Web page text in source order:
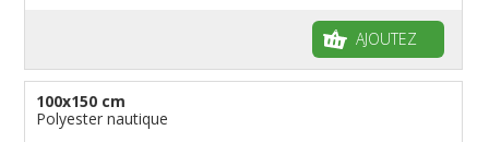
AJOUTEZ
100x150 cm
Polyester nautique